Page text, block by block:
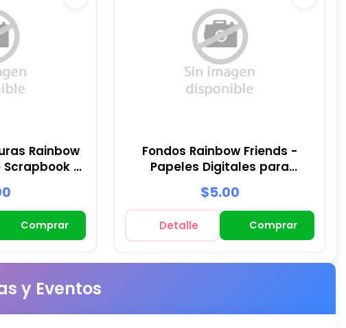
Rainbow
Scrapbook y
Comprar
Fondos Rainbow Friends -
Papeles Digitales para
Decoración
$5.00
Detalle Comprar
y Eventos